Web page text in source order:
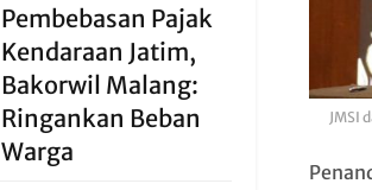
JMSI
Pembebasan Pajak
Kendaraan Jatim,
Bakorwil Malang:
Ringankan Beban
Warga